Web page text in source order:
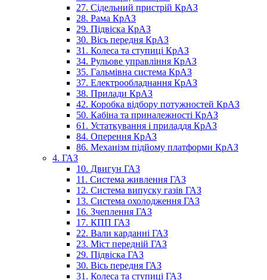
27. Сідельний пристрій КрАЗ
28. Рама КрАЗ
29. Підвіска КрАЗ
30. Вісь передня КрАЗ
31. Колеса та ступиці КрАЗ
34. Рульове управління КрАЗ
35. Гальмівна система КрАЗ
37. Електрообладнання КрАЗ
38. Прилади КрАЗ
42. Коробка відбору потужностей КрАЗ
50. Кабіна та приналежності КрАЗ
61. Устаткування і приладдя КрАЗ
84. Оперення КрАЗ
86. Механізм підйому платформи КрАЗ
4. ГАЗ
10. Двигун ГАЗ
11. Система живлення ГАЗ
12. Система випуску газів ГАЗ
13. Система охолодження ГАЗ
16. Зчеплення ГАЗ
17. КПП ГАЗ
22. Вали карданні ГАЗ
23. Міст передній ГАЗ
29. Підвіска ГАЗ
30. Вісь передня ГАЗ
31. Колеса та ступиці ГАЗ